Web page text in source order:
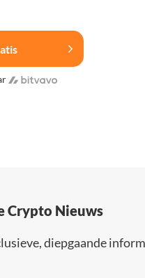
Crypto Nieuws
diepgaande